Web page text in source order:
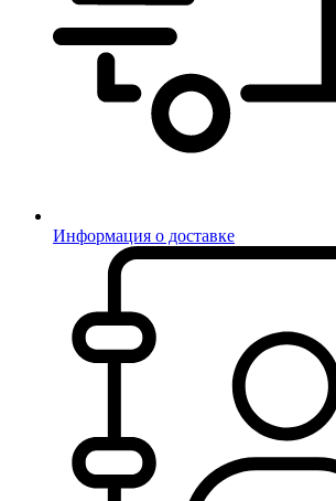
Информация о доставке